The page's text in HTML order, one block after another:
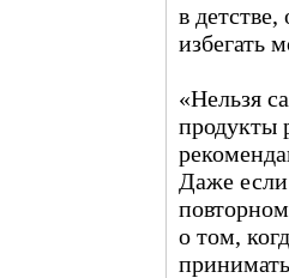
в
избегать
«Нельзя
продукты
Даже
о том,